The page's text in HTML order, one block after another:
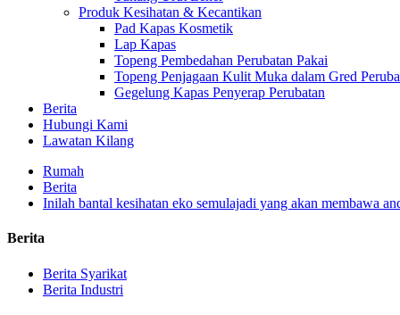
Produk Kesihatan & Kecantikan
Pad Kapas Kosmetik
Lap Kapas
Topeng Pembedahan Perubatan Pakai
Topeng Penjagaan Kulit Muka dalam Gred
Gegelung Kapas Penyerap Perubatan
Berita
Hubungi Kami
Lawatan Kilang
Rumah
Berita
Inilah bantal kesihatan eko semulajadi yang akan membawa
Berita
Berita Syarikat
Berita Industri